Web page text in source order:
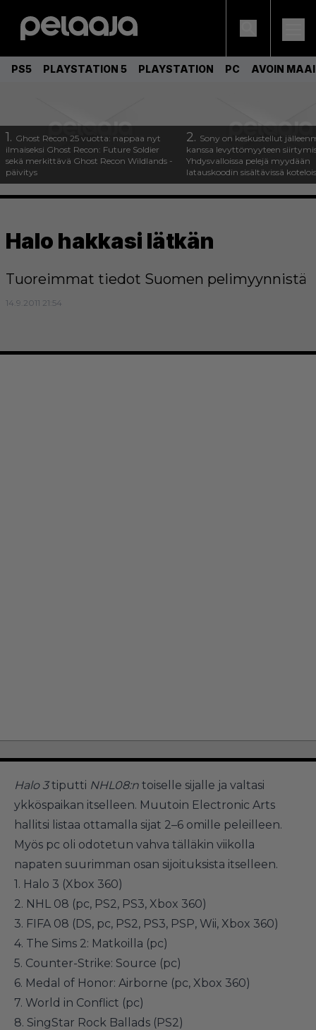
PS5 PLAYSTATION 5 PLAYSTATION PC AVOIN
1. Ghost Recon 25 vuotta: nappaa nyt
ilmaiseksi Ghost Recon: Future Soldier
sekä merkittävä Ghost Recon Wildlands -
päivitys
2. Sony on keskustellut
kanssa levyttömyyteen
Yhdysvalloissa pelejä myydään
latauskoodin sisältävissä
Halo hakkasi lätkän
Tuoreimmat tiedot Suomen pelimyynnistä
14.9.2011 21:54
Halo 3tiputti NHL08:n toiselle sijalle ja valtasi
ykköspaikan itselleen. Muutoin Electronic Arts
hallitsi listaa ottamalla sijat 2–6 omille peleilleen.
Myös pc oli odotetun vahva tälläkin viikolla
napaten suurimman osan sijoituksista itselleen.
1. Halo 3 (Xbox 360)
2. NHL 08 (pc, PS2, PS3, Xbox 360)
3. FIFA 08 (DS, pc, PS2, PS3, PSP, Wii, Xbox 360)
4. The Sims 2: Matkoilla (pc)
5. Counter-Strike: Source (pc)
6. Medal of Honor: Airborne (pc, Xbox 360)
7. World in Conflict (pc)
8. SingStar Rock Ballads (PS2)